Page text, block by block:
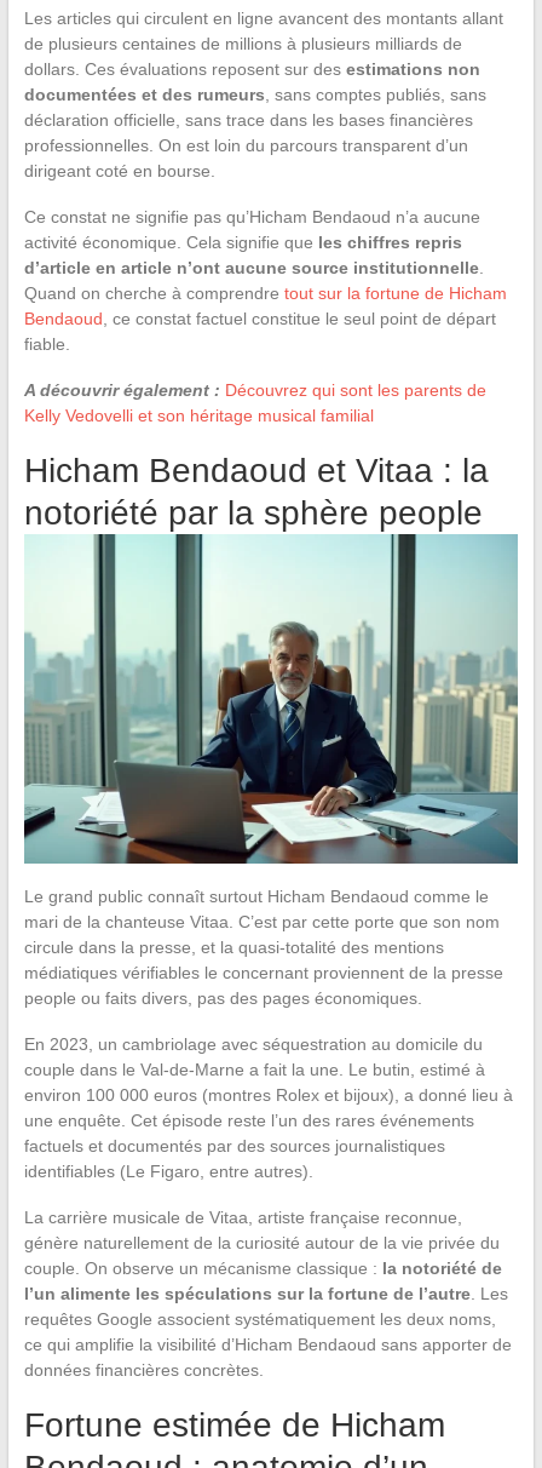
Les articles qui circulent en ligne avancent des montants allant
de plusieurs centaines de millions à plusieurs milliards de
dollars. Ces évaluations reposent sur des estimations non
documentées et des rumeurs , sans comptes publiés, sans
déclaration officielle, sans trace dans les bases financières
professionnelles. On est loin du parcours transparent d’un
dirigeant coté en bourse.
Ce constat ne signifie pas qu’Hicham Bendaoud n’a aucune
activité économique. Cela signifie que les chiffres repris
d’article en article n’ont aucune source institutionnelle.
Quand on cherche à comprendre tout sur la fortune de Hicham
Bendaoud , ce constat factuel constitue le seul point de départ
fiable.
A découvrir également : Découvrez qui sont les parents de
Kelly Vedovelli et son héritage musical familial
Hicham Bendaoud et Vitaa : la
notoriété par la sphère people
Le grand public connaît surtout Hicham Bendaoud comme le
mari de la chanteuse Vitaa. C’est par cette porte que son nom
circule dans la presse, et la quasi-totalité des mentions
médiatiques vérifiables le concernant proviennent de la presse
people ou faits divers, pas des pages économiques.
En 2023, un cambriolage avec séquestration au domicile du
couple dans le Val-de-Marne a fait la une. Le butin, estimé à
environ 100 000 euros (montres Rolex et bijoux), a donné lieu à
une enquête. Cet épisode reste l’un des rares événements
factuels et documentés par des sources journalistiques
identifiables (Le Figaro, entre autres).
La carrière musicale de Vitaa, artiste française reconnue,
génère naturellement de la curiosité autour de la vie privée du
couple. On observe un mécanisme classique : la notoriété de
l’un alimente les spéculations sur la fortune de l’autre. Les
requêtes Google associent systématiquement les deux noms,
ce qui amplifie la visibilité d’Hicham Bendaoud sans apporter de
données financières concrètes.
Fortune estimée de Hicham